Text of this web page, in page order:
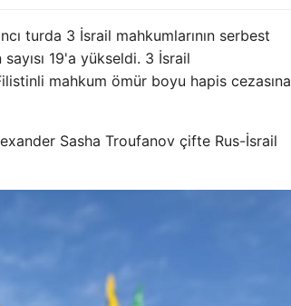
turda 3 İsrail mahkumlarının serbest
sayısı 19'a yükseldi. 3 İsrail
mahkum ömür boyu hapis cezasına
Sasha Troufanov çifte Rus-İsrail